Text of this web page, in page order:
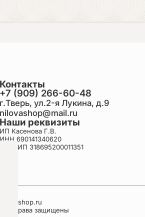
Контакты
+7 (909) 266-60-48
г.Тверь, ул.2-я Лукина, д.9
nilovashop@mail.ru
Наши реквизиты
ИП Касенова Г.В.
ИНН 690141340620
ОГРНИП 318695200011351
nilovashop.ru
Все права защищены